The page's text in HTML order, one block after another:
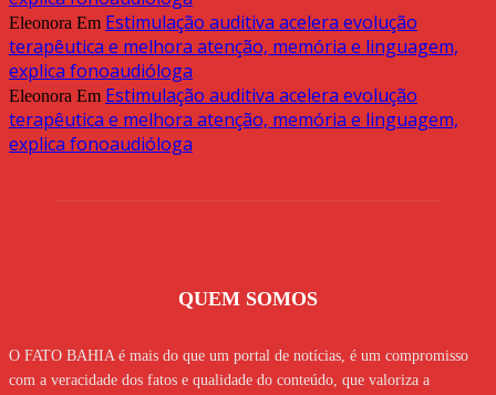
Eleonora Em Estimulação auditiva acelera evolução
terapêutica e melhora atenção, memória e linguagem,
explica fonoaudióloga
Eleonora Em Estimulação auditiva acelera evolução
terapêutica e melhora atenção, memória e linguagem,
explica fonoaudióloga
QUEM SOMOS
O FATO BAHIA é mais do que um portal de notícias, é um compromisso
com a veracidade dos fatos e qualidade do conteúdo, que valoriza a